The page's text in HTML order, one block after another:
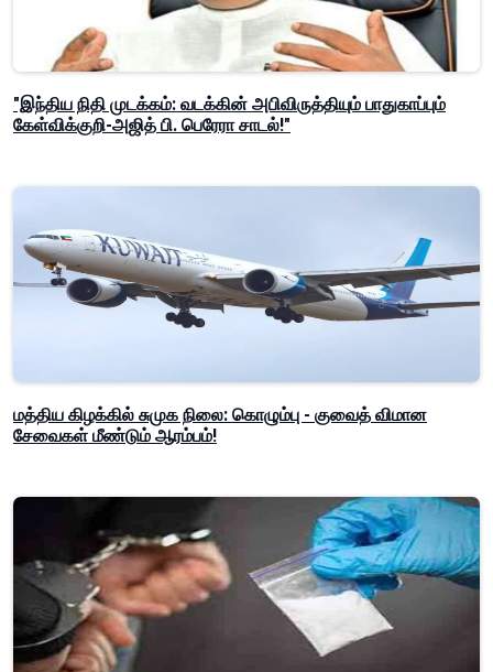
"இந்திய நிதி முடக்கம்: வடக்கின் அபிவிருத்தியும் பாதுகாப்பும்
கேள்விக்குறி-அஜித் பி. பெரேரா சாடல்!"
மத்திய கிழக்கில் சுமுக நிலை: கொழும்பு - குவைத் விமான
சேவைகள் மீண்டும் ஆரம்பம்!